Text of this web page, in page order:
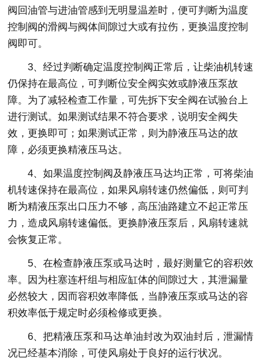
阀回油管与进油管感到无明显温差时，便可判断为温度
控制阀的滑阀与阀体间隙过大或有拉伤，更换温度控制
阀即可。
3、经过判断确定温度控制阀正常后，让柴油机转速
仍保持在最高位，可判断位安全阀实效或静液压泵故
障。为了减轻检查工作量，可先拆下安全阀在试验台上
进行测试。如果测试结果不符合要求，说明安全阀失
效，更换即可；如果测试正常，则为静液压马达的故
障，必须更换精液压马达。
4、如果温度控制阀及静液压马达均正常，可将柴油
机转速保持在最高位，如果风扇转速仍然偏低，则可判
断为精液压泵出口压力不够，高压油路建立不起正常压
力，造成风扇转速偏低。更换静液压泵后，风扇转速就
会恢复正常。
5、在检查静液压泵或马达时，最好测量它的容积效
率。因为柱塞连杆组与相应缸体的间隙过大，其泄漏量
必然较大，因而容积效率降低，当静液压泵或马达的容
积效率低于规定时必须检修或更换。
6、把精液压泵和马达单油封改为双油封后，泄漏情
况已经基本消除，可使风扇处于良好的运行状况。